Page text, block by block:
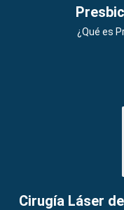
¿Qué es
Cirugía Láser